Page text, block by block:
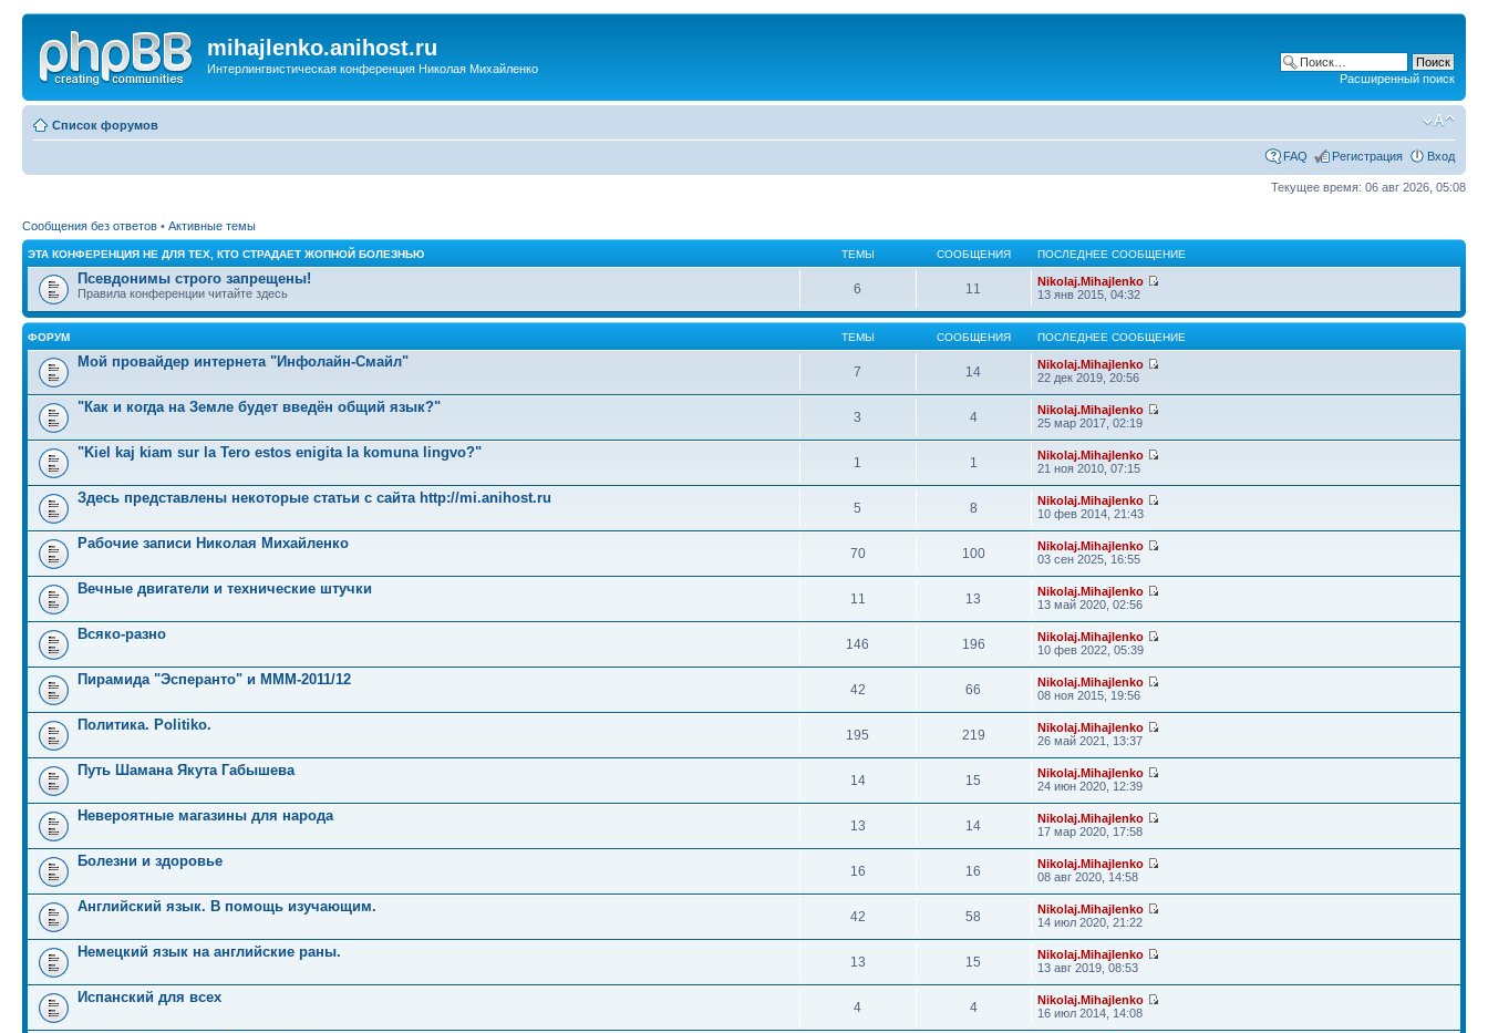
mihajlenko.anihost.ru
Интерлингвистическая конференция Николая Михайленко
Расширенный поиск
Список форумов
FAQ Регистрация Вход
Текущее время: 06 авг 2026, 05:08
Сообщения без ответов • Активные темы
ЭТА КОНФЕРЕНЦИЯ НЕ ДЛЯ ТЕХ, КТО СТРАДАЕТ ЖОПНОЙ БОЛЕЗНЬЮ ТЕМЫ СООБЩЕНИЯ ПОСЛЕДНЕЕ СООБЩЕНИЕ
Псевдонимы строго запрещены!
Правила конференции читайте здесь 6 11
Nikolaj.Mihajlenko
13 янв 2015, 04:32
ФОРУМ ТЕМЫ СООБЩЕНИЯ ПОСЛЕДНЕЕ СООБЩЕНИЕ
Мой провайдер интернета "Инфолайн-Смайл"
7 14
Nikolaj.Mihajlenko
22 дек 2019, 20:56
"Как и когда на Земле будет введён общий язык?"
3 4
Nikolaj.Mihajlenko
25 мар 2017, 02:19
"Kiel kaj kiam sur la Tero estos enigita la komuna lingvo?"
1 1
Nikolaj.Mihajlenko
21 ноя 2010, 07:15
Здесь представлены некоторые статьи с сайта http://mi.anihost.ru
5 8
Nikolaj.Mihajlenko
10 фев 2014, 21:43
Рабочие записи Николая Михайленко
70 100
Nikolaj.Mihajlenko
03 сен 2025, 16:55
Вечные двигатели и технические штучки
11 13
Nikolaj.Mihajlenko
13 май 2020, 02:56
Всяко-разно
146 196
Nikolaj.Mihajlenko
10 фев 2022, 05:39
Пирамида "Эсперанто" и MMM-2011/12
42 66
Nikolaj.Mihajlenko
08 ноя 2015, 19:56
Политика. Politiko.
195 219
Nikolaj.Mihajlenko
26 май 2021, 13:37
Путь Шамана Якута Габышева
14 15
Nikolaj.Mihajlenko
24 июн 2020, 12:39
Невероятные магазины для народа
13 14
Nikolaj.Mihajlenko
17 мар 2020, 17:58
Болезни и здоровье
16 16
Nikolaj.Mihajlenko
08 авг 2020, 14:58
Английский язык. В помощь изучающим.
42 58
Nikolaj.Mihajlenko
14 июл 2020, 21:22
Немецкий язык на английские раны.
13 15
Nikolaj.Mihajlenko
13 авг 2019, 08:53
Испанский для всех
4 4
Nikolaj.Mihajlenko
16 июл 2014, 14:08